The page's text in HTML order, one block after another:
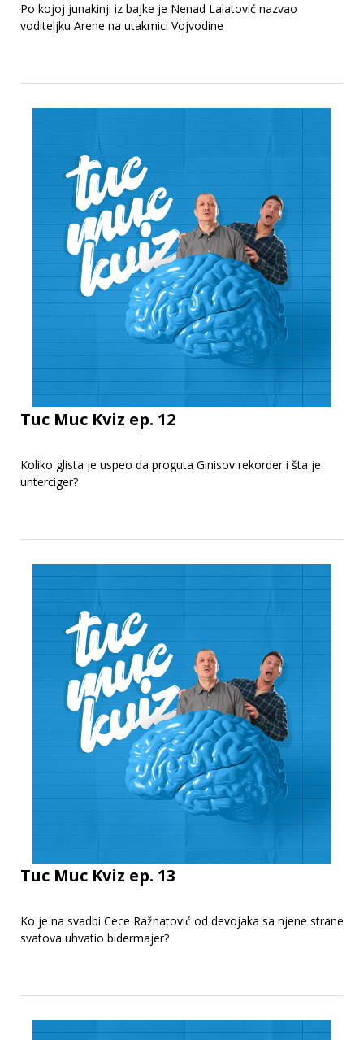
Po kojoj junakinji iz bajke je Nenad Lalatović nazvao
voditeljku Arene na utakmici Vojvodine
Tuc Muc Kviz ep. 12
Koliko glista je uspeo da proguta Ginisov rekorder i šta je
unterciger?
Tuc Muc Kviz ep. 13
Ko je na svadbi Cece Ražnatović od devojaka sa njene strane
svatova uhvatio bidermajer?